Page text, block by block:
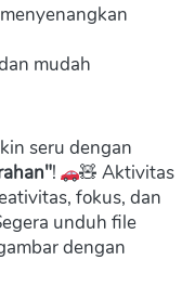
mudah
!
🧸 Aktivitas
fokus, dan
unduh file
dengan